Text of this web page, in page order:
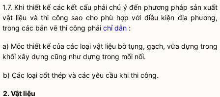
1.7. Khi thiết kế các kết cấu phải chú ý đến phương pháp sản xuất
vật liệu và thi công sao cho phù hợp với điều kiện địa phương,
trong các bản vẽ thi công phải chỉ dẫn :
a) Mỏc thiết kế của các loại vật liệu bờ tụng, gạch, vữa dựng trong
khối xây dựng cũng như dựng trong mối nối.
b) Các loại cốt thép và các yêu cầu khi thi công.
2. Vật liệu